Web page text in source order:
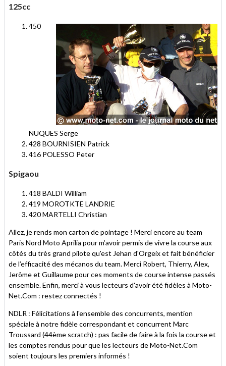
125cc
450
NUQUES Serge
428 BOURNISIEN Patrick
416 POLESSO Peter
Spigaou
418 BALDI William
419 MOROTKTE LANDRIE
420 MARTELLI Christian
Allez, je rends mon carton de pointage ! Merci encore au team
Paris Nord Moto Aprilia pour m’avoir permis de vivre la course aux
côtés du très grand pilote qu'est Jehan d'Orgeix et fait bénéficier
de l’efficacité des mécanos du team. Merci Robert, Thierry, Alex,
Jerôme et Guillaume pour ces moments de course intense passés
ensemble. Enfin, merci à vous lecteurs d'avoir été fidèles à Moto-
Net.Com : restez connectés !
NDLR : Félicitations à l'ensemble des concurrents, mention
spéciale à notre fidèle correspondant et concurrent Marc
Troussard (44ème scratch) : pas facile de faire à la fois la course et
les comptes rendus pour que les lecteurs de Moto-Net.Com
soient toujours les premiers informés !